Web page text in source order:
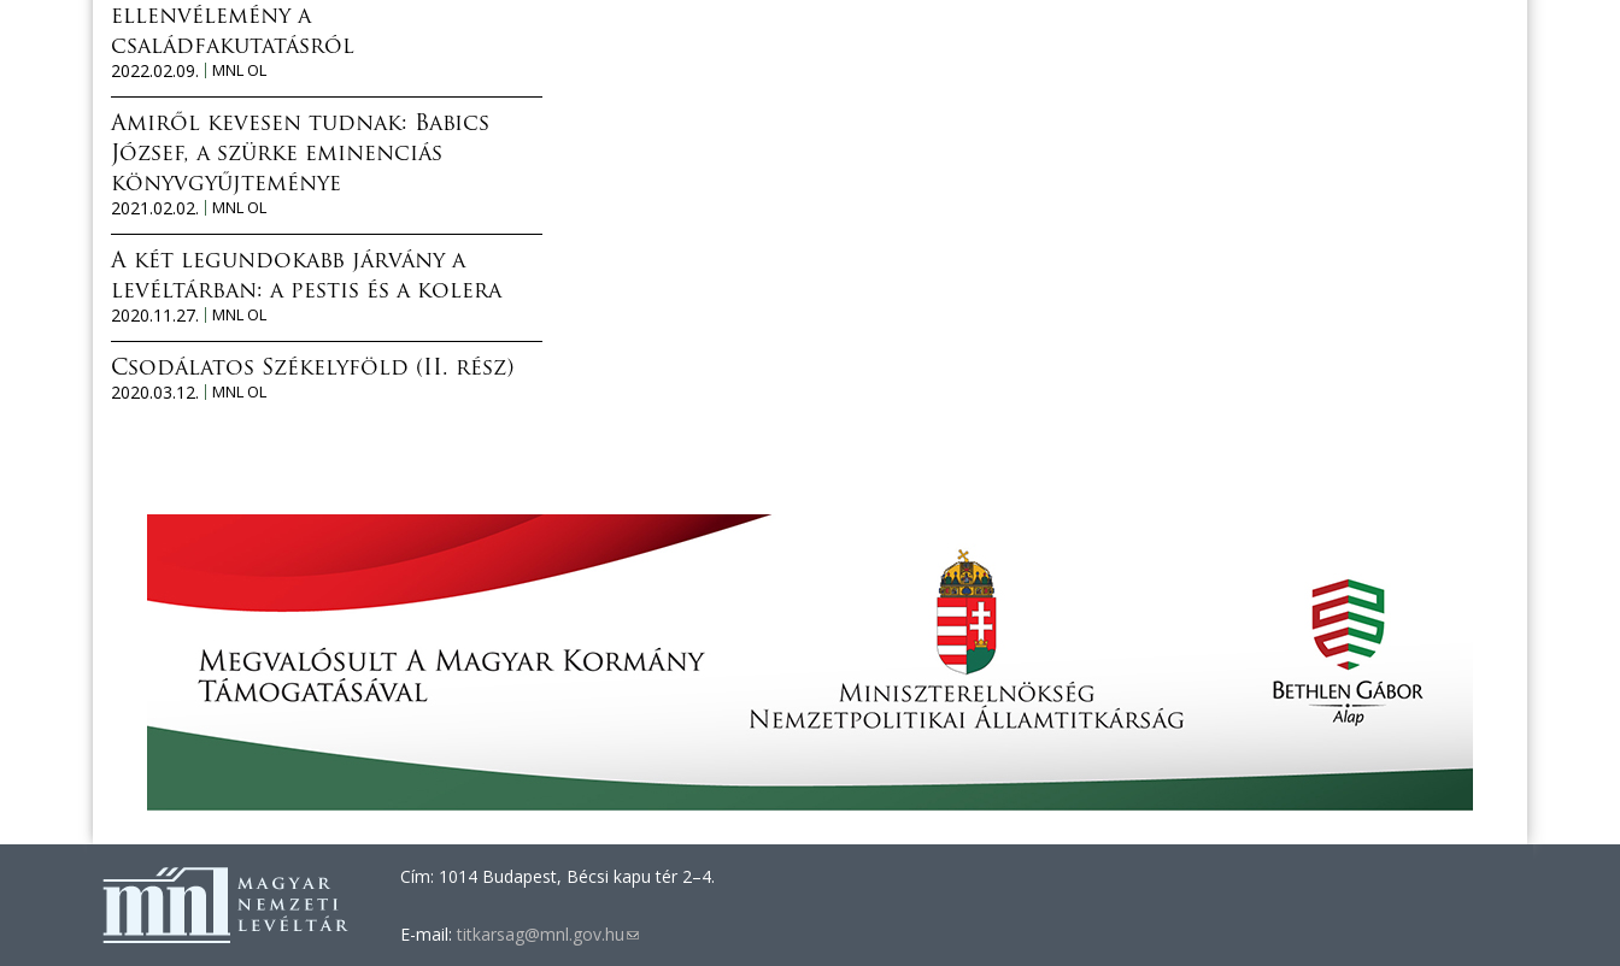
ellenvélemény a
családfakutatásról
2022.02.09.
MNL OL
Amiről kevesen tudnak: Babics
József, a szürke eminenciás
könyvgyűjteménye
2021.02.02.
MNL OL
A két legundokabb járvány a
levéltárban: a pestis és a kolera
2020.11.27.
MNL OL
Csodálatos Székelyföld (II. rész)
2020.03.12.
MNL OL
Cím: 1014 Budapest, Bécsi kapu tér 2–4.
E-mail: titkarsag@mnl.gov.hu(link